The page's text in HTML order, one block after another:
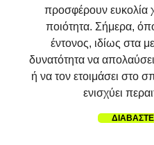
προσφέρουν ευκολία
ποιότητα. Σήμερα,
έντονος, ιδίως στα
δυνατότητα να
ή να τον ετοιμάσει στο
ενισχύει